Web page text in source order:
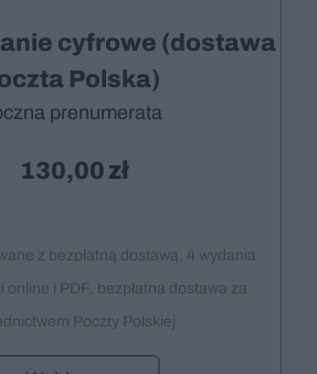
cyfrowe (dostawa
Polska)
prenumerata
130,00
z bezpłatną dostawą, 4 wydania
online i PDF, bezpłatna dostawa za
Poczty Polskiej